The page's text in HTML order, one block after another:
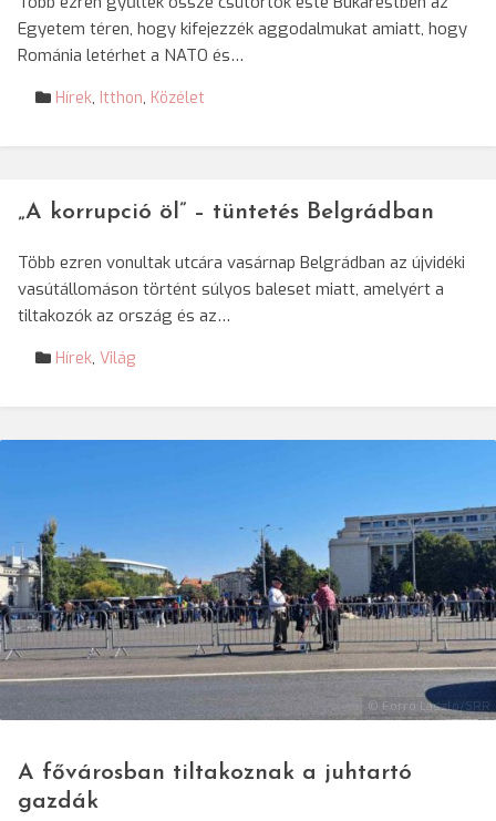
Egyetem téren, hogy kifejezzék aggodalmukat amiatt, hogy
Románia letérhet a NATO és…
Hírek, Itthon, Közélet
„A korrupció öl” – tüntetés Belgrádban
Több ezren vonultak utcára vasárnap Belgrádban az újvidéki
vasútállomáson történt súlyos baleset miatt, amelyért a
tiltakozók az ország és az…
Hírek, Világ
© Forró László/SRR
A fővárosban tiltakoznak a juhtartó
gazdák